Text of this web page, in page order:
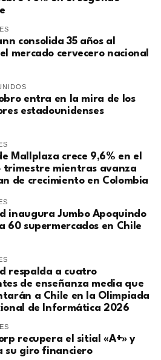
consolida 35 años al
mercado cervecero nacional
entra en la mira de los
estadounidenses
Mallplaza crece 9,6% en el
trimestre mientras avanza
de crecimiento en Colombia
inaugura Jumbo Apoquindo
60 supermercados en Chile
respalda a cuatro
de enseñanza media que
a Chile en la Olimpiada
de Informática 2026
recupera el sitial «A+» y
su giro financiero